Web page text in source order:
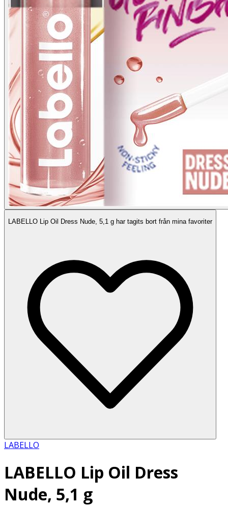
LABELLO Lip Oil Dress Nude, 5,1 g har tagits bort från mina favoriter
LABELLO
LABELLO Lip Oil Dress
Nude, 5,1 g